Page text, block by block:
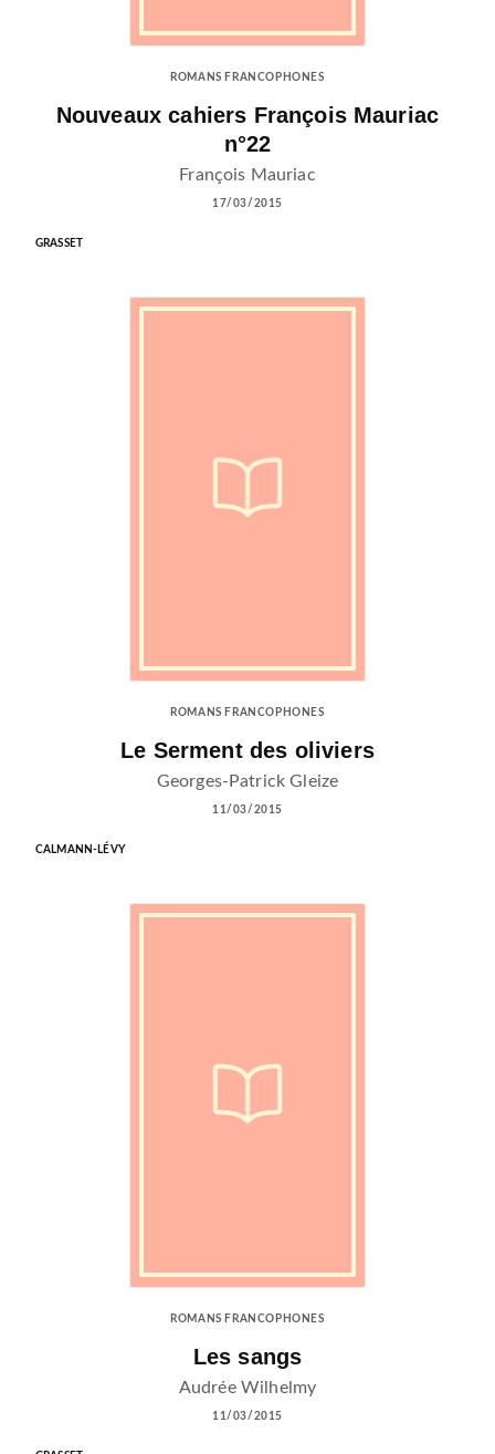
ROMANS FRANCOPHONES
Nouveaux cahiers François Mauriac
n°22
François Mauriac
17/03/2015
GRASSET
ROMANS FRANCOPHONES
Le Serment des oliviers
Georges-Patrick Gleize
11/03/2015
CALMANN-LÉVY
ROMANS FRANCOPHONES
Les sangs
Audrée Wilhelmy
11/03/2015